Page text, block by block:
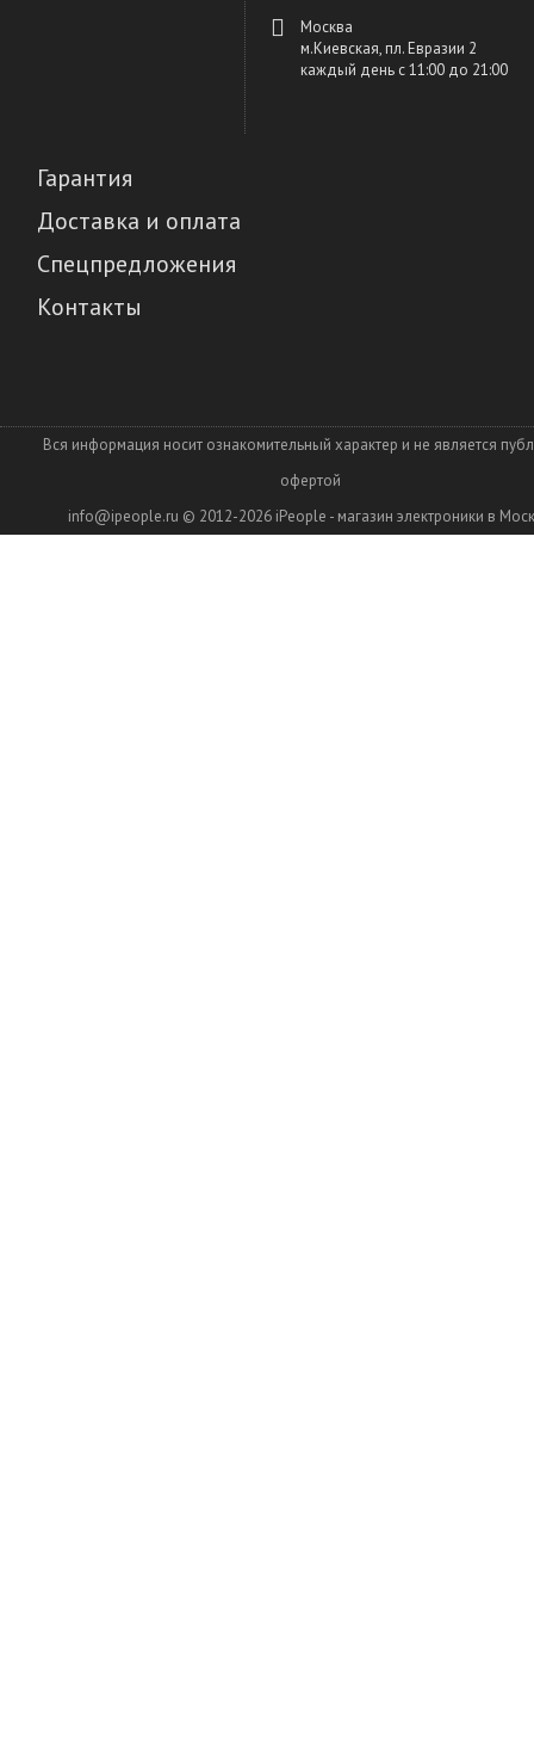
Москва
м.Киевская, пл. Евразии 2
каждый день c 11:00 до 21:00
Гарантия
Доставка и оплата
Спецпредложения
Контакты
Вся информация носит ознакомительный характер и не является
офертой
info@ipeople.ru © 2012-2026 iPeople - магазин электроники в